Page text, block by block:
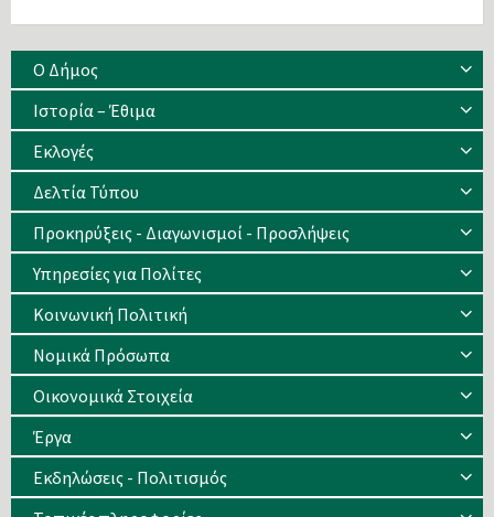
Ο Δήμος
Ιστορία – Έθιμα
Eκλογές
Δελτία Τύπου
Προκηρύξεις - Διαγωνισμοί - Προσλήψεις
Υπηρεσίες για Πολίτες
Κοινωνική Πολιτική
Νομικά Πρόσωπα
Οικονομικά Στοιχεία
Έργα
Εκδηλώσεις - Πολιτισμός